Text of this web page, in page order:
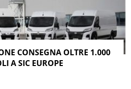
CONSEGNA OLTRE 1.000
A SIC EUROPE